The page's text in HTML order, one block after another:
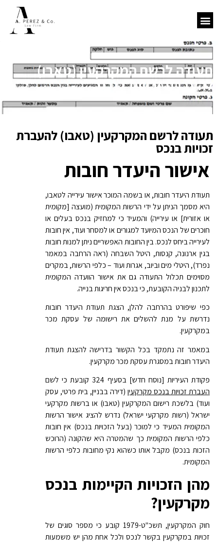
תעודה לרשם המקרקעין (טאבו)
להעברת זכויות בנכס
תעודה לרשם המקרקעין (טאבו) להעברת
זכויות בנכס
אישור היעדר חובות
תעודת היעדר חובות, או בשמה המוכר אישור עירייה לטאבו,
היא מסמך הניתן על ידי הרשות המקומית (מועצה [מקומית
או אזורית] או עירייה) והמעיד כי למחזיק בנכס בעלים או
חוכרים של הנכס המיועד למגורים או למסחר ועוד, אין חובות
לעירייה ביחס לנכס. בין החובות האפשריים ניתן למנות חובות
בגין ארנונה, קנסות, היטל השבחה (ראה הרחבה במאמר
נפרד), היטלי מים וביוב, אגרות ועוד – כלפי הרשות, במקרים
מסוימים תכלול התעודה גם את אישור הוועדה המקומית
לתכנון לבניה הקובעת, כי בנכס אין חריגות בנייה.
כפי שיפורט בהרחבה להלן, הצגת תעודת היעדר חובות
נדרשת על מנת להשלים את רישומה של עסקת מכר
במקרקעין.
במאמר זה נתמקד בכל הקשור בדרישה להצגת תעודת
היעדר חובות במסגרת עסקת מכר מקרקעין.
פקודת העיריות [נוסח חדש] בסעיף 324 קובעת כי לשם
העברת זכויות בנכס מקרקעין (דירה בבניין, בית פרטי, עסק
ועוד) בלשכת רישום המקרקעין (טאבו) או ברשות מקרקעי
ישראל (רשות מקרקעי ישראל) נדרש להציג אישור הרשות
המקומית המעיד כי למוכר (בעל הזכויות בנכס) אין חובות
כלפי הרשות המקומית כך שהמטרה היא שהקונה (הרוכש
הזכות בנכס) מקבל אותו כשהוא נקי מחובות כלפי הרשות
המקומית.
מהן הזכויות הקיימות בנכס
מקרקעין?
חוק המקרקעין, תשכ"ט-1979 קובע כי מספר סוגים של
זכויות במקרקעין בקשר לנכס ולכל אחת מהן יש משמעות